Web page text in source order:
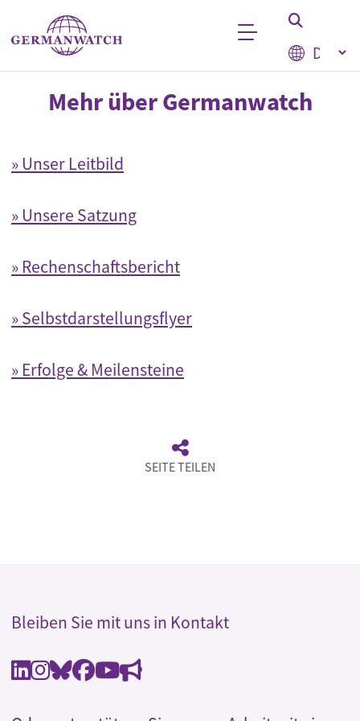
Direkt zum Inhalt
Select
Stichwortsuche
Mehr über Germanwatch
» Unser Leitbild
» Unsere Satzung
» Rechenschaftsbericht
» Selbstdarstellungsflyer
» Erfolge & Meilensteine
SEITE TEILEN
Bleiben Sie mit uns in Kontakt